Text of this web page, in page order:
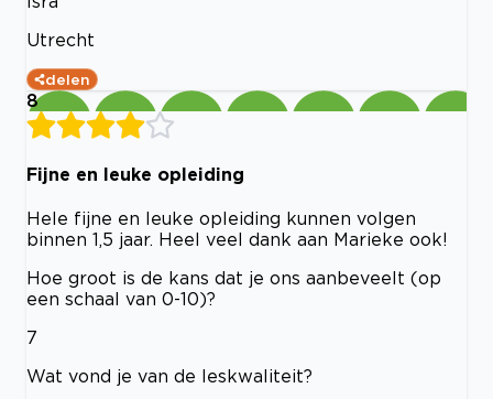
Utrecht
delen
8
Fijne en leuke opleiding
Hele fijne en leuke opleiding kunnen volgen
binnen 1,5 jaar. Heel veel dank aan Marieke ook!
Hoe groot is de kans dat je ons aanbeveelt (op
een schaal van 0-10)?
7
Wat vond je van de leskwaliteit?